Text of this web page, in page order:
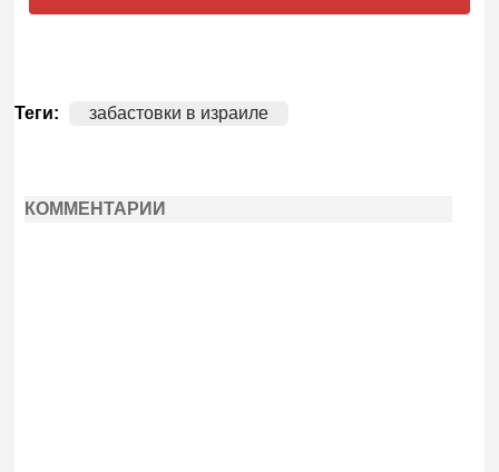
Теги: забастовки в израиле
КОММЕНТАРИИ